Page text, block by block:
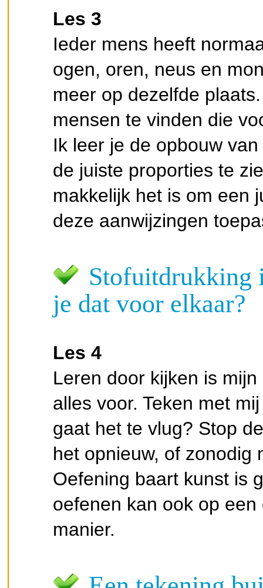
Les 3
Ieder mens heeft
ogen, oren, neus en
meer op dezelfde
mensen te vinden die
Ik leer je de opbouw
de juiste proporties te
makkelijk het is om een
deze aanwijzingen
Stofuitdrukking
je dat voor elkaar?
Les 4
Leren door kijken is
alles voor. Teken met
gaat het te vlug? Stop
het opnieuw, of zonodig
Oefening baart kunst is
oefenen kan ook op
manier.